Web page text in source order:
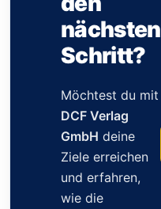
nächsten
Schritt?
Möchtest du mit
DCF Verlag
GmbH deine
Ziele erreichen
und erfahren,
wie die